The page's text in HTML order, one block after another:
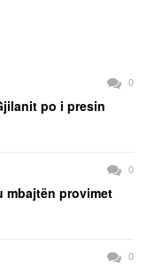
0
po i presin
0
mbajtën provimet
0